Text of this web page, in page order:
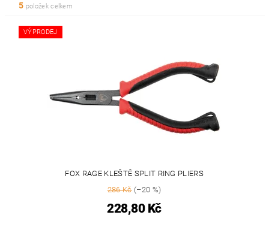
5 položek celkem
VÝPRODEJ
FOX RAGE KLEŠTĚ SPLIT RING PLIERS
286 Kč(–20 %)
228,80 Kč